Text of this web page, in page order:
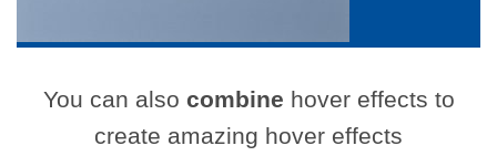
You can also combine hover effects to
create amazing hover effects